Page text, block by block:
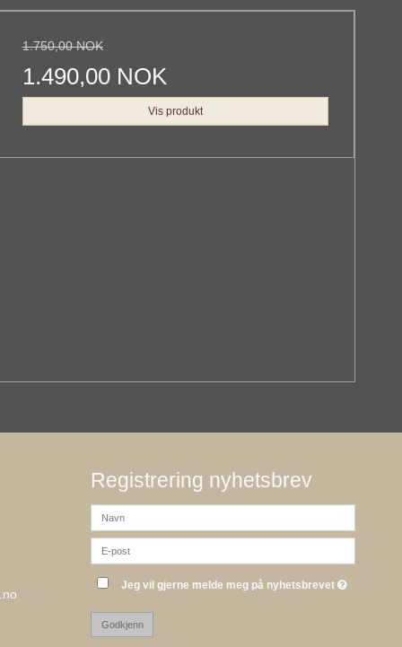
1.750,00 NOK
1.490,00 NOK
Vis produkt
Registrering nyhetsbrev
Jeg vil gjerne melde meg på nyhetsbrevet
Godkjenn